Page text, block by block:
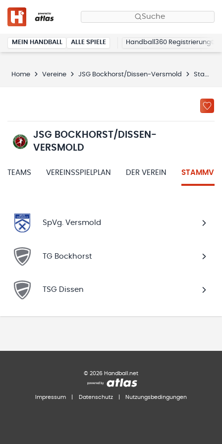
Suche
MEIN HANDBALL ALLE SPIELE Handball360 Registrierung
Home Vereine JSG Bockhorst/Dissen-Versmold Stammvereine
JSG BOCKHORST/DISSEN-
VERSMOLD
TEAMS VEREINSSPIELPLAN DER VEREIN
SpVg. Versmold
TG Bockhorst
TSG Dissen
© 2026 Handball.net
Impressum Datenschutz Nutzungsbedingungen